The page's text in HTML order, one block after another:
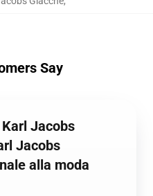
Say
Jacobs
Jacobs
alla moda